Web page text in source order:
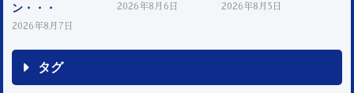
ン・・・
2026年8月7日
2026年8月6日 2026年8月5日
タグ